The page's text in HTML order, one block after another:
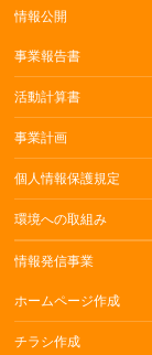
情報公開
事業報告書
活動計算書
事業計画
個人情報保護規定
環境への取組み
情報発信事業
ホームページ作成
チラシ作成